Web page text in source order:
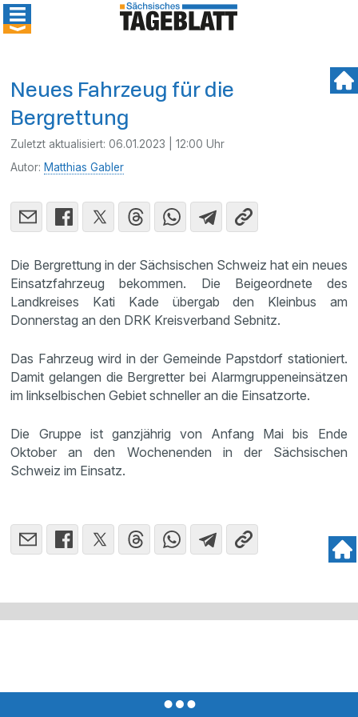
Neues Fahrzeug für die
Bergrettung
Zuletzt aktualisiert:06.01.2023 | 12:00 Uhr
Autor: Matthias Gabler
Die Bergrettung in der Sächsischen Schweiz hat ein neues
Einsatzfahrzeug bekommen. Die Beigeordnete des
Landkreises Kati Kade übergab den Kleinbus am
Donnerstag an den DRK Kreisverband Sebnitz.
Das Fahrzeug wird in der Gemeinde Papstdorf stationiert.
Damit gelangen die Bergretter bei Alarmgruppeneinsätzen
im linkselbischen Gebiet schneller an die Einsatzorte.
Die Gruppe ist ganzjährig von Anfang Mai bis Ende
Oktober an den Wochenenden in der Sächsischen
Schweiz im Einsatz.